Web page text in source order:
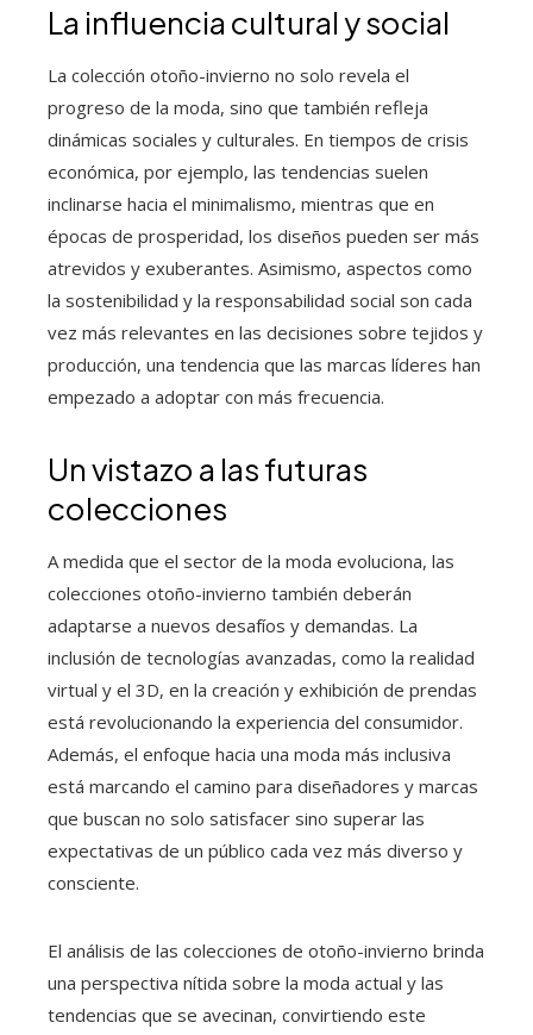
La influencia cultural y social
La colección otoño-invierno no solo revela el
progreso de la moda, sino que también refleja
dinámicas sociales y culturales. En tiempos de crisis
económica, por ejemplo, las tendencias suelen
inclinarse hacia el minimalismo, mientras que en
épocas de prosperidad, los diseños pueden ser más
atrevidos y exuberantes. Asimismo, aspectos como
la sostenibilidad y la responsabilidad social son cada
vez más relevantes en las decisiones sobre tejidos y
producción, una tendencia que las marcas líderes han
empezado a adoptar con más frecuencia.
Un vistazo a las futuras
colecciones
A medida que el sector de la moda evoluciona, las
colecciones otoño-invierno también deberán
adaptarse a nuevos desafíos y demandas. La
inclusión de tecnologías avanzadas, como la realidad
virtual y el 3D, en la creación y exhibición de prendas
está revolucionando la experiencia del consumidor.
Además, el enfoque hacia una moda más inclusiva
está marcando el camino para diseñadores y marcas
que buscan no solo satisfacer sino superar las
expectativas de un público cada vez más diverso y
consciente.
El análisis de las colecciones de otoño-invierno brinda
una perspectiva nítida sobre la moda actual y las
tendencias que se avecinan, convirtiendo este